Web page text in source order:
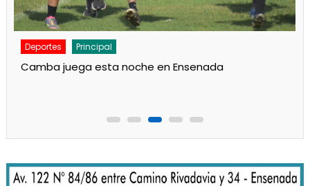
Deportes Principal
Camba juega esta noche en Ensenada